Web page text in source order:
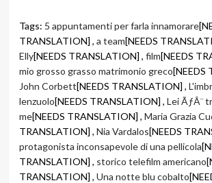
Tags: 5 appuntamenti per farla innamorare
TRANSLATION] , a team[NEEDS
Elly[NEEDS TRANSLATION] , film[NEEDS
mio grosso grasso matrimonio greco[NEEDS
John Corbett[NEEDS TRANSLATION] ,
lenzuolo[NEEDS TRANSLATION] , Lei ÃƒÂ¨
me[NEEDS TRANSLATION] , Maria Grazia
TRANSLATION] , Nia Vardalos[NEEDS
protagonista inconsapevole di una pellicola
TRANSLATION] , storico telefilm americano
TRANSLATION] , Una notte blu cobalto